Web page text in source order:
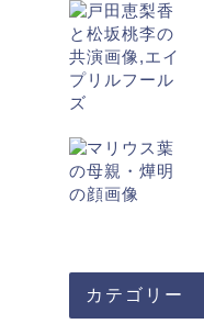
カテゴリー